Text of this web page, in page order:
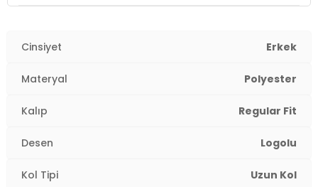
Kalıp Bilgisi:
Yaş Grubu:
Menşei:
Cinsiyet Erkek
Materyal Polyester
Kalıp Regular Fit
Desen Logolu
Kol Tipi Uzun Kol